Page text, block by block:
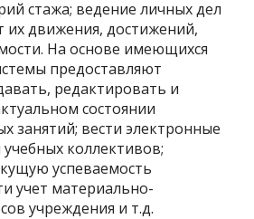
стажа; ведение личных дел
их движения, достижений,
На основе имеющихся
предоставляют
редактировать и
состоянии
занятий; вести электронные
коллективов;
успеваемость
учет материально-
учреждения и т.д.